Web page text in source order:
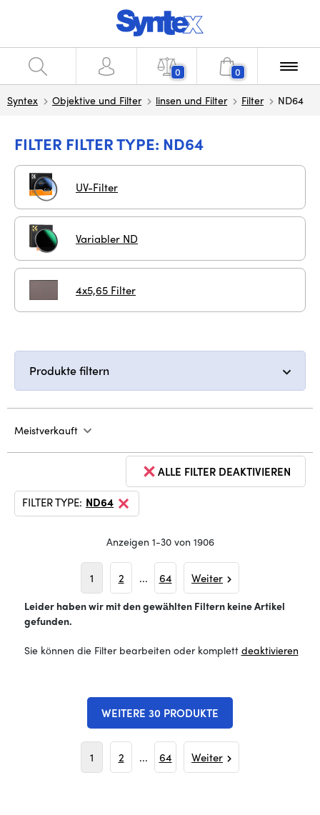
0 0
Syntex Objektive und Filter linsen und Filter Filter ND64
FILTER FILTER TYPE: ND64
UV-Filter
Variabler ND
4x5,65 Filter
Produkte filtern
Meistverkauft
ALLE FILTER DEAKTIVIEREN
FILTER TYPE: ND64
Anzeigen 1-30 von 1906
1 2 ... 64 Weiter
Leider haben wir mit den gewählten Filtern keine Artikel
gefunden.
Sie können die Filter bearbeiten oder komplett deaktivieren
WEITERE 30 PRODUKTE
1 2 ... 64 Weiter